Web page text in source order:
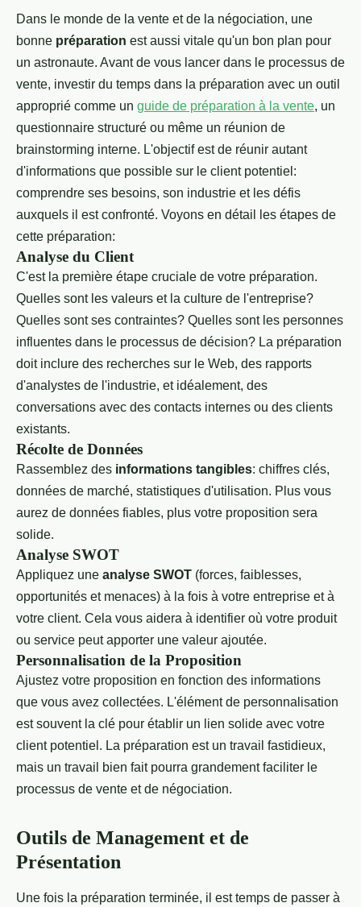
Dans le monde de la vente et de la négociation, une
bonne préparation est aussi vitale qu'un bon plan pour
un astronaute. Avant de vous lancer dans le processus de
vente, investir du temps dans la préparation avec un outil
approprié comme un guide de préparation à la vente, un
questionnaire structuré ou même un réunion de
brainstorming interne. L'objectif est de réunir autant
d'informations que possible sur le client potentiel:
comprendre ses besoins, son industrie et les défis
auxquels il est confronté. Voyons en détail les étapes de
cette préparation:
Analyse du Client
C'est la première étape cruciale de votre préparation.
Quelles sont les valeurs et la culture de l'entreprise?
Quelles sont ses contraintes? Quelles sont les personnes
influentes dans le processus de décision? La préparation
doit inclure des recherches sur le Web, des rapports
d'analystes de l'industrie, et idéalement, des
conversations avec des contacts internes ou des clients
existants.
Récolte de Données
Rassemblez des informations tangibles: chiffres clés,
données de marché, statistiques d'utilisation. Plus vous
aurez de données fiables, plus votre proposition sera
solide.
Analyse SWOT
Appliquez une analyse SWOT (forces, faiblesses,
opportunités et menaces) à la fois à votre entreprise et à
votre client. Cela vous aidera à identifier où votre produit
ou service peut apporter une valeur ajoutée.
Personnalisation de la Proposition
Ajustez votre proposition en fonction des informations
que vous avez collectées. L'élément de personnalisation
est souvent la clé pour établir un lien solide avec votre
client potentiel. La préparation est un travail fastidieux,
mais un travail bien fait pourra grandement faciliter le
processus de vente et de négociation.
Outils de Management et de
Présentation
Une fois la préparation terminée, il est temps de passer à